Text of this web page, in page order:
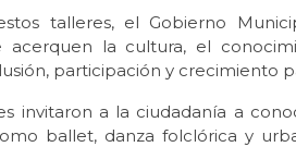
talleres, el Gobierno
acerquen la cultura, el
participación y crecimiento
invitaron a la ciudadanía a
ballet, danza folclórica y